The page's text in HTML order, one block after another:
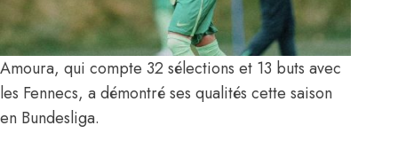
Amoura, qui compte 32 sélections et 13 buts avec
les Fennecs, a démontré ses qualités cette saison
en Bundesliga.